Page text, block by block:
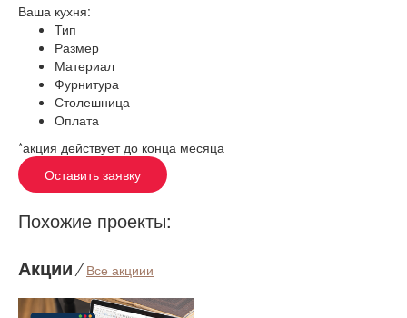
Ваша кухня:
Тип
Размер
Материал
Фурнитура
Столешница
Оплата
*акция действует до конца месяца
Оставить заявку
Похожие проекты:
Акции⁄Все акциии